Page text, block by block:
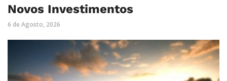
Novos Investimentos
6 de Agosto, 2026